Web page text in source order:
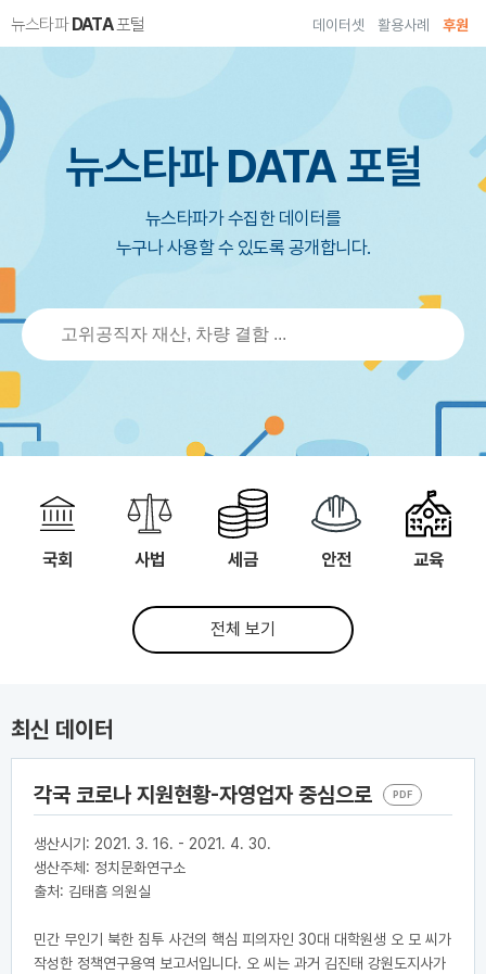
뉴스타파DATA포털 데이터셋 활용사례 후원
뉴스타파DATA포털
뉴스타파가 수집한 데이터를
누구나 사용할 수 있도록 공개합니다.
국회 사법 세금 안전 교육
전체 보기
최신 데이터
각국 코로나 지원현황-자영업자 중심으로 PDF
생산시기: 2021. 3. 16. - 2021. 4. 30.
생산주체: 정치문화연구소
출처: 김태흠 의원실
민간 무인기 북한 침투 사건의 핵심 피의자인 30대 대학원생 오 모 씨가
작성한 정책연구용역 보고서입니다. 오 씨는 과거 김진태 강원도지사가